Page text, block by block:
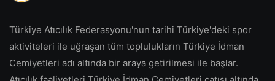
Türkiye Atıcılık Federasyonu'nun tarihi Türkiye'deki spor
aktiviteleri ile uğraşan tüm toplulukların Türkiye İdman
Cemiyetleri adı altında bir araya getirilmesi ile başlar.